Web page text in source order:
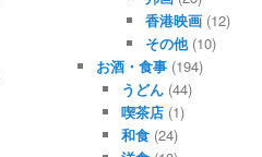
香港映画 (12)
その他(10)
お酒・食事 (194)
うどん(44)
喫茶店(1)
和食(24)